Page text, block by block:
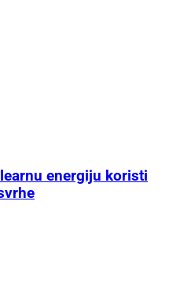
energiju koristi